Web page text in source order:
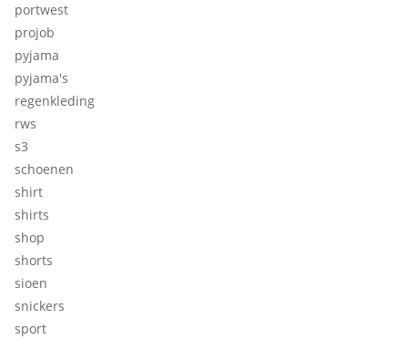
portwest
projob
pyjama
pyjama's
regenkleding
rws
s3
schoenen
shirt
shirts
shop
shorts
sioen
snickers
sport